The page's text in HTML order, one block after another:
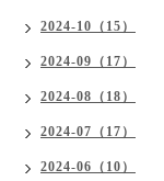
2024-10（15）
2024-09（17）
2024-08（18）
2024-07（17）
2024-06（10）